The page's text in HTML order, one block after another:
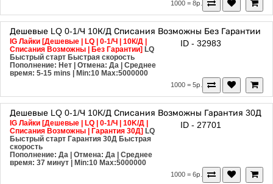
1000 = 8р.
Дешевые LQ 0-1/Ч 10К/Д Списания Возможны Без Гарантии
IG Лайки [Дешевые | LQ | 0-1/Ч | 10К/Д |
Списания Возможны | Без Гарантии] LQ
Быстрый старт Быстрая скорость
Пополнение: Нет | Отмена: Да | Среднее
время: 5-15 mins
| Min:10 Max:5000000
ID - 32983
1000 = 5р.
Дешевые LQ 0-1/Ч 10K/Д Списания Возможны Гарантия 30Д
IG Лайки [Дешевые | LQ | 0-1/Ч | 10K/Д |
Списания Возможны | Гарантия 30Д] LQ
Быстрый старт Гарантия 30Д Быстрая
скорость
Пополнение: Да | Отмена: Да | Среднее
время: 37 минут
| Min:10 Max:5000000
ID - 27701
1000 = 6р.